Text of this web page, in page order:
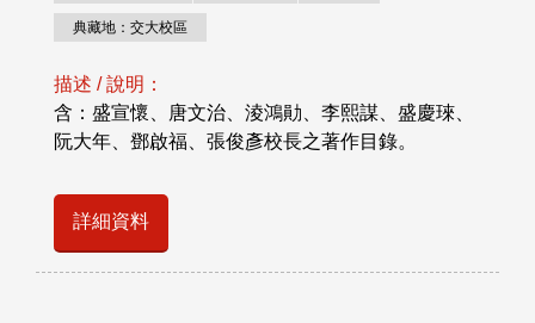
典藏地：交大校區
描述 / 說明：
含：盛宣懷、唐文治、淩鴻勛、李熙謀、盛慶琜、
阮大年、鄧啟福、張俊彥校長之著作目錄。
詳細資料